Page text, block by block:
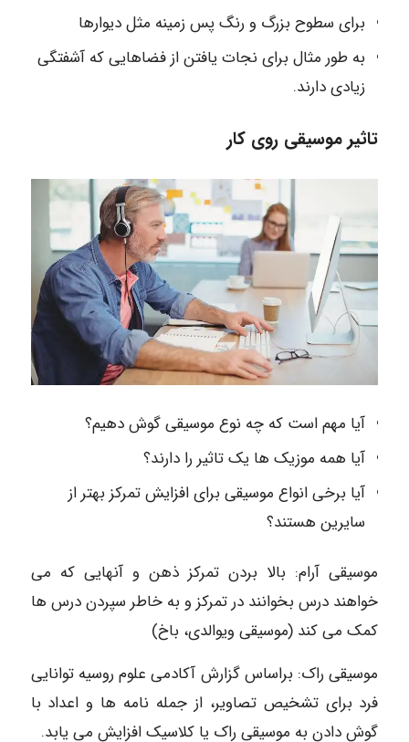
برای سطوح بزرگ و رنگ پس زمینه مثل دیوارها
به طور مثال برای نجات یافتن از فضاهایی که آشفتگی
زیادی دارند.
تاثیر موسیقی روی کار
آیا مهم است که چه نوع موسیقی گوش دهیم؟
آیا همه موزیک ها یک تاثیر را دارند؟
آیا برخی انواع موسیقی برای افزایش تمرکز بهتر از
سایرین هستند؟
موسیقی آرام: بالا بردن تمرکز ذهن و آنهایی که می
خواهند درس بخوانند در تمرکز و به خاطر سپردن درس ها
کمک می کند (موسیقی ویوالدی، باخ)
موسیقی راک: براساس گزارش آکادمی علوم روسیه توانایی
فرد برای تشخیص تصاویر، از جمله نامه ها و اعداد با
گوش دادن به موسیقی راک یا کلاسیک افزایش می یابد.